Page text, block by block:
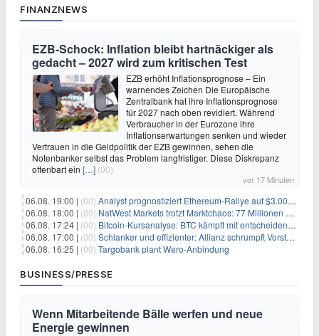
FINANZNEWS
EZB-Schock: Inflation bleibt hartnäckiger als
gedacht – 2027 wird zum kritischen Test
EZB erhöht Inflationsprognose – Ein
warnendes Zeichen Die Europäische
Zentralbank hat ihre Inflationsprognose
für 2027 nach oben revidiert. Während
Verbraucher in der Eurozone ihre
Inflationserwartungen senken und wieder
Vertrauen in die Geldpolitik der EZB gewinnen, sehen die
Notenbanker selbst das Problem langfristiger. Diese Diskrepanz
offenbart ein […] (00)
vor 17 Minuten
06.08. 19:00 | (00) Analyst prognostiziert Ethereum-Rallye auf $3.000 nach entscheidendem On-Chain-Ausbruch
06.08. 18:00 | (00) NatWest Markets trotzt Marktchaos: 77 Millionen Pfund Gewinn im ersten Halbjahr
06.08. 17:24 | (00) Bitcoin-Kursanalyse: BTC kämpft mit entscheidender $65K-Hürde, während sich ein Liquidationscluster aufbaut
06.08. 17:00 | (00) Schlanker und effizienter: Allianz schrumpft Vorstand auf 8 Köpfe – das steckt dahinter
06.08. 16:25 | (00) Targobank plant Wero-Anbindung
BUSINESS/PRESSE
Wenn Mitarbeitende Bälle werfen und neue
Energie gewinnen